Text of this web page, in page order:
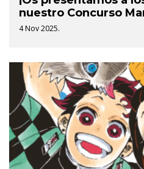
nuestro Concurso
4 Nov 2025.